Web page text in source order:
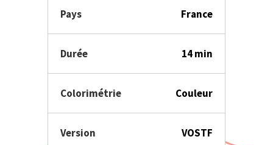
Pays France
Durée 14 min
Colorimétrie Couleur
Version VOSTF